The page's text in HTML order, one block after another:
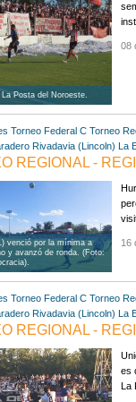
Posta del Noroeste.
08
Torneo Federal C Torneo
Rivadavia (Lincoln) La
REGIONAL -
venció por la mínima a
y avanzó de ronda. (Foto:
16
Torneo Federal C Torneo
Rivadavia (Lincoln) La
REGIONAL -
es
La